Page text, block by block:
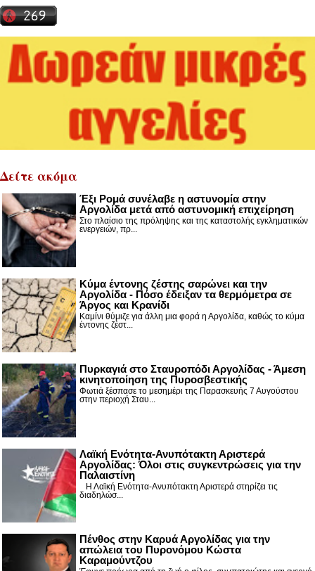
Δείτε ακόμα
Έξι Ρομά συνέλαβε η αστυνομία στην
Αργολίδα μετά από αστυνομική επιχείρηση
Στο πλαίσιο της πρόληψης και της καταστολής εγκληματικών
ενεργειών, πρ...
Κύμα έντονης ζέστης σαρώνει και την
Αργολίδα - Πόσο έδειξαν τα θερμόμετρα σε
Άργος και Κρανίδι
Καμίνι θύμιζε για άλλη μια φορά η Αργολίδα, καθώς το κύμα
έντονης ζέστ...
Πυρκαγιά στο Σταυροπόδι Αργολίδας - Άμεση
κινητοποίηση της Πυροσβεστικής
Φωτιά ξέσπασε το μεσημέρι της Παρασκευής 7 Αυγούστου
στην περιοχή Σταυ...
Λαϊκή Ενότητα-Ανυπότακτη Αριστερά
Αργολίδας: Όλοι στις συγκεντρώσεις για την
Παλαιστίνη
Η Λαϊκή Ενότητα-Ανυπότακτη Αριστερά στηρίζει τις
διαδηλώσ...
Πένθος στην Καρυά Αργολίδας για την
απώλεια του Πυρονόμου Κώστα
Καραμούντζου